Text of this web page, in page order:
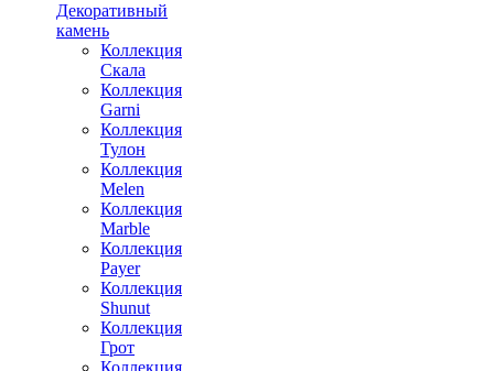
Декоративный
камень
Коллекция
Скала
Коллекция
Garni
Коллекция
Тулон
Коллекция
Melen
Коллекция
Marble
Коллекция
Payer
Коллекция
Shunut
Коллекция
Грот